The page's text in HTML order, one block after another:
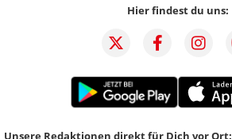
Hier findest du uns:
Unsere Redaktionen direkt für Dich vor Ort: